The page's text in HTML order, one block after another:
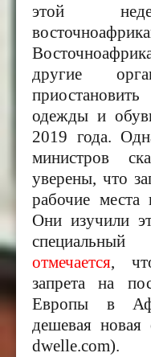
этой
другие
одежды и
2019 года.
министров
уверены, что
рабочие места
Они изучили
отмечается,
запрета на
Европы в
дешевая
dwelle.com).